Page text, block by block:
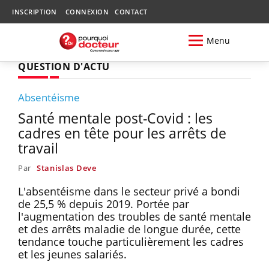
INSCRIPTION CONNEXION CONTACT
Menu
QUESTION D'ACTU
Absentéisme
Santé mentale post-Covid : les
cadres en tête pour les arrêts de
travail
Par Stanislas Deve
L'absentéisme dans le secteur privé a bondi
de 25,5 % depuis 2019. Portée par
l'augmentation des troubles de santé mentale
et des arrêts maladie de longue durée, cette
tendance touche particulièrement les cadres
et les jeunes salariés.